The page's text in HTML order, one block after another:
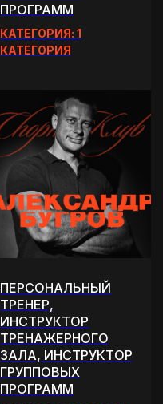
ПРОГРАММ
КАТЕГОРИЯ: 1
КАТЕГОРИЯ
ПЕРСОНАЛЬНЫЙ
ТРЕНЕР,
ИНСТРУКТОР
ТРЕНАЖЕРНОГО
ЗАЛА, ИНСТРУКТОР
ГРУППОВЫХ
ПРОГРАММ